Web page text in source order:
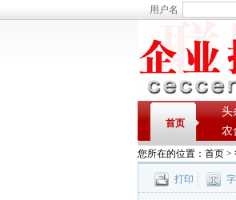
用户名
首页
头
农
您所在的位置： 首页 >
打印